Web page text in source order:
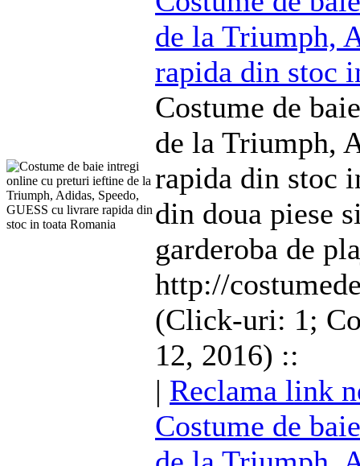
de la Triumph,
rapida din stoc
Costume de
de la Triumph,
rapida din stoc
din doua piese
garderoba de
http://
(Click-uri: 1;
12, 2016) ::
| Reclama link
Costume de